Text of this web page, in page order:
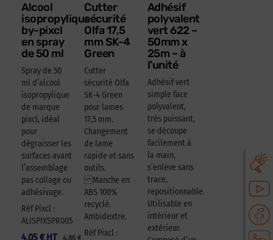
Alcool
isopropylique
by-pixcl
en spray
de 50 ml
Spray de 50
ml d’alcool
isopropylique
de marque
pixcl, idéal
pour
dégraisser les
surfaces avant
l’assemblage
pas collage ou
adhésivage.
Réf Pixcl :
ALISPIXSPR005
4,05 € 4,86 €
HT
Cutter
sécurité
Olfa 17,5
mm SK-4
Green
Cutter
sécurité Olfa
SK-4 Green
pour lames
17,5 mm.
Changement
de lame
rapide et sans
outils.
Manche en
ABS 100%
recyclé.
Ambidextre.
Réf Pixcl :
Adhésif
polyvalent
vert 622 –
50mm x
25m – à
l’unité
Adhésif vert
simple face
polyvalent,
très puissant,
se découpe
facilement à
la main,
s’enlève sans
trace,
repositionnable.
Utilisable en
intérieur et
extérieur.